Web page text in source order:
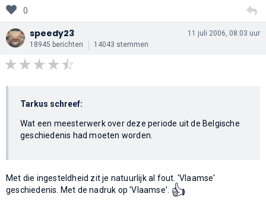
0
speedy23
18945 berichten 14043 stemmen
11 juli 2006, 08:03 uur
Tarkus schreef:
Wat een meesterwerk over deze periode uit de Belgische
geschiedenis had moeten worden.
Met die ingesteldheid zit je natuurlijk al fout. 'Vlaamse'
geschiedenis. Met de nadruk op 'Vlaamse'. 👍